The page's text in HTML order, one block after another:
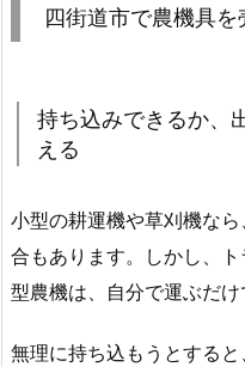
四街道市で農機具
持ち込みできるか、
える
小型の耕運機や草刈機な
合もあります。しかし、
型農機は、自分で運ぶだけ
無理に持ち込もうとする